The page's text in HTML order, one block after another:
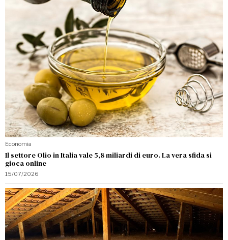
Economia
Il settore Olio in Italia vale 5,8 miliardi di euro. La vera sfida si
gioca online
15/07/2026